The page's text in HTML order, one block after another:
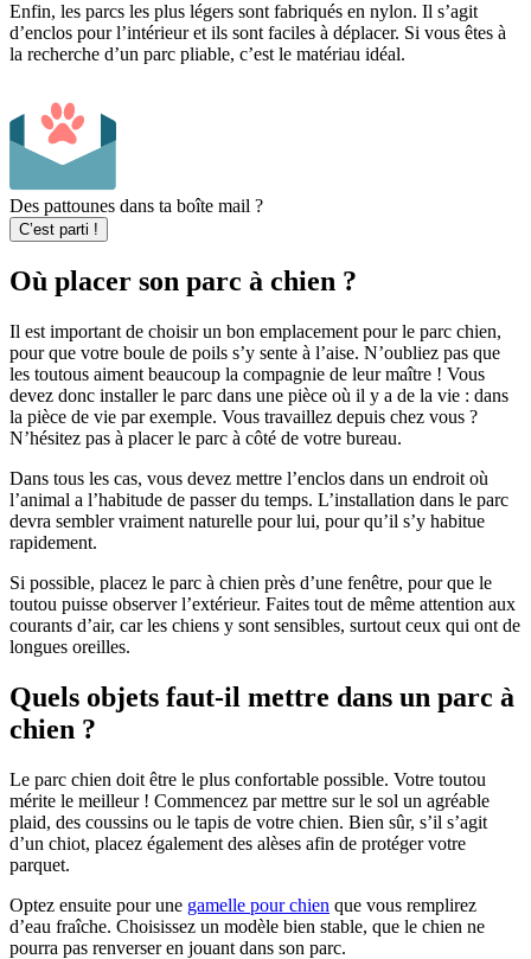
Enfin, les parcs les plus légers sont fabriqués en nylon. Il s’agit
d’enclos pour l’intérieur et ils sont faciles à déplacer. Si vous êtes à
la recherche d’un parc pliable, c’est le matériau idéal.
Des pattounes dans ta boîte mail ?
C’est parti !
Où placer son parc à chien ?
Il est important de choisir un bon emplacement pour le parc chien,
pour que votre boule de poils s’y sente à l’aise. N’oubliez pas que
les toutous aiment beaucoup la compagnie de leur maître ! Vous
devez donc installer le parc dans une pièce où il y a de la vie : dans
la pièce de vie par exemple. Vous travaillez depuis chez vous ?
N’hésitez pas à placer le parc à côté de votre bureau.
Dans tous les cas, vous devez mettre l’enclos dans un endroit où
l’animal a l’habitude de passer du temps. L’installation dans le parc
devra sembler vraiment naturelle pour lui, pour qu’il s’y habitue
rapidement.
Si possible, placez le parc à chien près d’une fenêtre, pour que le
toutou puisse observer l’extérieur. Faites tout de même attention aux
courants d’air, car les chiens y sont sensibles, surtout ceux qui ont de
longues oreilles.
Quels objets faut-il mettre dans un parc à
chien ?
Le parc chien doit être le plus confortable possible. Votre toutou
mérite le meilleur ! Commencez par mettre sur le sol un agréable
plaid, des coussins ou le tapis de votre chien. Bien sûr, s’il s’agit
d’un chiot, placez également des alèses afin de protéger votre
parquet.
Optez ensuite pour une gamelle pour chien que vous remplirez
d’eau fraîche. Choisissez un modèle bien stable, que le chien ne
pourra pas renverser en jouant dans son parc.